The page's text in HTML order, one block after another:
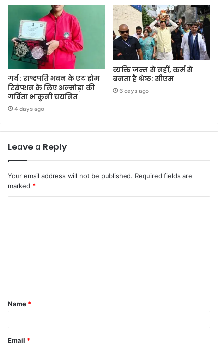
गर्व : राष्ट्रपति भवन के एट होम
रिसेप्शन के लिए अल्मोड़ा की
गर्विता भाकुनी चयनित
4 days ago
व्यक्ति जन्म से नहीं, कर्म से
बनता है श्रेष्ठ: सीएम
6 days ago
Leave a Reply
Your email address will not be published. Required fields are
marked *
t
*
Name *
Email *